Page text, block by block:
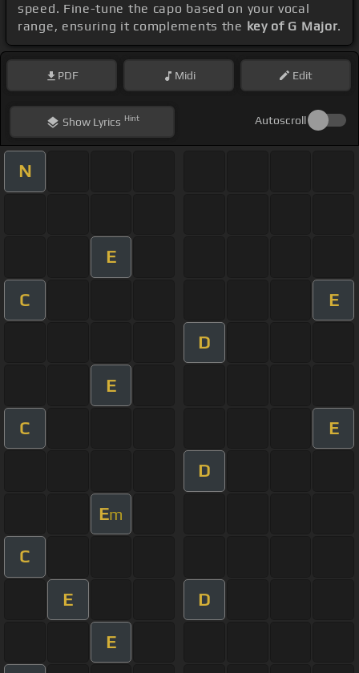
speed. Fine-tune the capo based on your vocal
range, ensuring it complements the key of G Major.
PDF Midi Edit
ShowLyrics Hint Autoscroll
N
E
C E
D
E
C E
D
Em
C
E D
E